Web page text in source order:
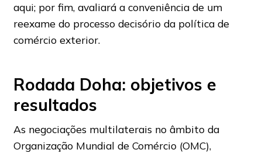
aqui; por fim, avaliará a conveniência de um
reexame do processo decisório da política de
comércio exterior.
Rodada Doha: objetivos e
resultados
As negociações multilaterais no âmbito da
Organização Mundial de Comércio (OMC),